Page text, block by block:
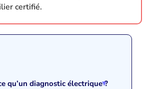
certifié.
qu’un diagnostic électrique ?